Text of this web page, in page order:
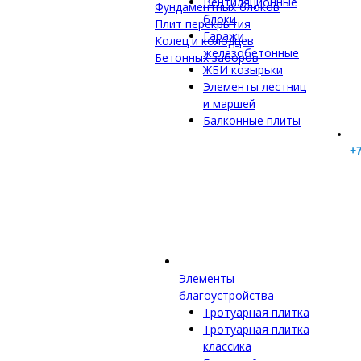
Фундаментных блоков
Плит перекрытия
Колец и колодцев
Бетонных заборов
блоки
Гаражи
железобетонные
ЖБИ козырьки
Элементы лестниц
и маршей
Балконные плиты
Элементы
благоустройства
Тротуарная плитка
Тротуарная плитка
классика